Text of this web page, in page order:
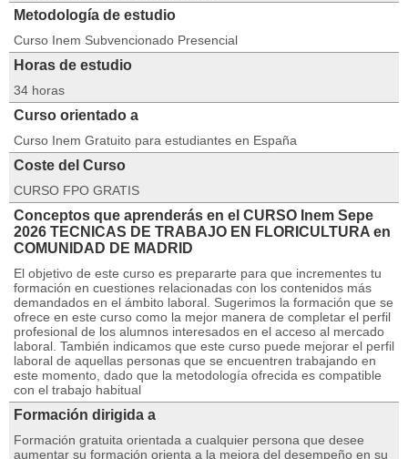
Metodología de estudio
Curso Inem Subvencionado Presencial
Horas de estudio
34 horas
Curso orientado a
Curso Inem Gratuito para estudiantes en España
Coste del Curso
CURSO FPO GRATIS
Conceptos que aprenderás en el CURSO Inem Sepe
2026 TECNICAS DE TRABAJO EN FLORICULTURA en
COMUNIDAD DE MADRID
El objetivo de este curso es prepararte para que incrementes tu
formación en cuestiones relacionadas con los contenidos más
demandados en el ámbito laboral. Sugerimos la formación que se
ofrece en este curso como la mejor manera de completar el perfil
profesional de los alumnos interesados en el acceso al mercado
laboral. También indicamos que este curso puede mejorar el perfil
laboral de aquellas personas que se encuentren trabajando en
este momento, dado que la metodología ofrecida es compatible
con el trabajo habitual
Formación dirigida a
Formación gratuita orientada a cualquier persona que desee
aumentar su formación orienta a la mejora del desempeño en su